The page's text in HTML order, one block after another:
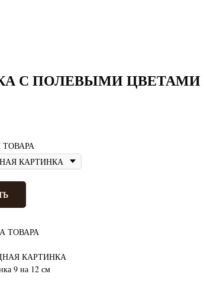
С ПОЛЕВЫМИ ЦВЕТАМИ
ТОВАРА
КАРТИНКА
9 на 12 см